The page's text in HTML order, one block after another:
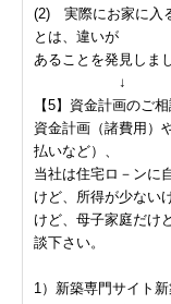
(2) 実際にお家に入
とは、違いが
あることを発見しま
↓
【5】資金計画のご
資金計画（諸費用）
払いなど）、
当社は住宅ロ－ンに
けど、所得が少ない
けど、母子家庭だけ
談下さい。
1）新築専門サイト